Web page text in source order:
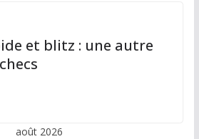
et blitz : une autre
août 2026